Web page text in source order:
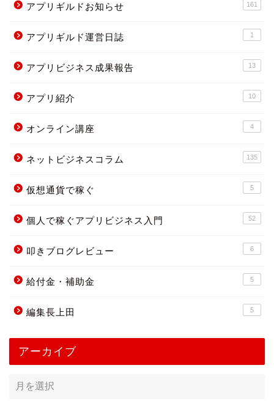
アプリギルドお知らせ 161
アプリギルド運営日誌 1
アプリビジネス成果報告 13
アプリ紹介 10
オンライン講座 4
ネットビジネスコラム 135
仮想通貨で稼ぐ 5
個人で稼ぐアプリビジネス入門 52
叩きブログレビュー 6
給付金・補助金 5
編集長上田 5
アーカイブ